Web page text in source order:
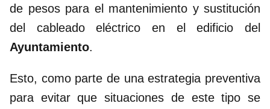
de pesos para el mantenimiento y sustitución
del cableado eléctrico en el edificio del
Ayuntamiento.
Esto, como parte de una estrategia preventiva
para evitar que situaciones de este tipo se